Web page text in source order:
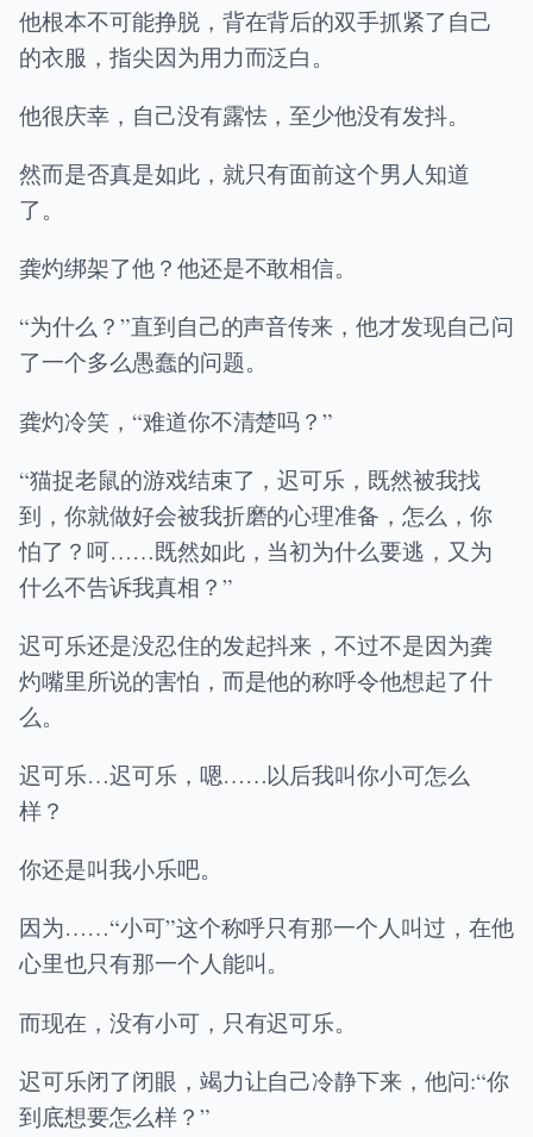
他根本不可能挣脱，背在背后的双手抓紧了自己
的衣服，指尖因为用力而泛白。
他很庆幸，自己没有露怯，至少他没有发抖。
然而是否真是如此，就只有面前这个男人知道
了。
龚灼绑架了他？他还是不敢相信。
“为什么？”直到自己的声音传来，他才发现自己问
了一个多么愚蠢的问题。
龚灼冷笑，“难道你不清楚吗？”
“猫捉老鼠的游戏结束了，迟可乐，既然被我找
到，你就做好会被我折磨的心理准备，怎么，你
怕了？呵……既然如此，当初为什么要逃，又为
什么不告诉我真相？”
迟可乐还是没忍住的发起抖来，不过不是因为龚
灼嘴里所说的害怕，而是他的称呼令他想起了什
么。
迟可乐…迟可乐，嗯……以后我叫你小可怎么
样？
你还是叫我小乐吧。
因为……“小可”这个称呼只有那一个人叫过，在他
心里也只有那一个人能叫。
而现在，没有小可，只有迟可乐。
迟可乐闭了闭眼，竭力让自己冷静下来，他问:“你
到底想要怎么样？”